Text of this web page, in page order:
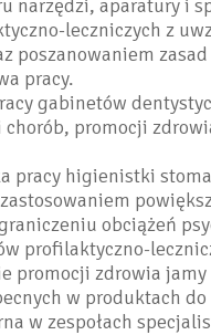
narzędzi, aparatury i
leczniczych z
poszanowaniem
pracy.
gabinetów
promocji
pracy higienistki
obciążeń
profilaktyczno-
promocji zdrowia
w produktach
w zespołach